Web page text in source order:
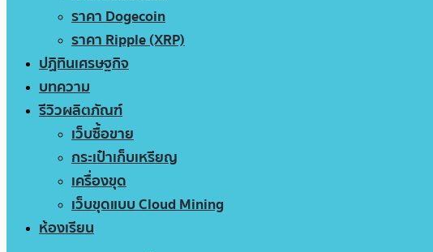
ราคา Dogecoin
ราคา Ripple (XRP)
ปฏิทินเศรษฐกิจ
บทความ
รีวิวผลิตภัณฑ์
เว็บซื้อขาย
กระเป๋าเก็บเหรียญ
เครื่องขุด
เว็บขุดแบบ Cloud Mining
ห้องเรียน